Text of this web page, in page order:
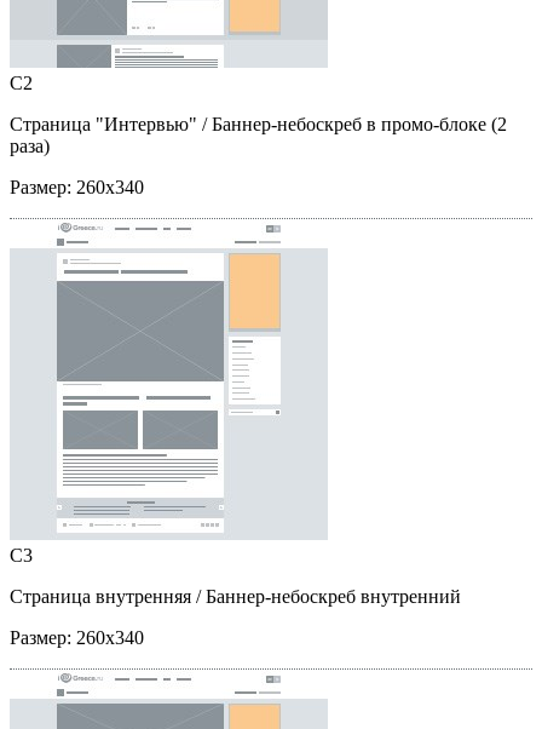
C2
Страница "Интервью" / Баннер-небоскреб в промо-блоке (2
раза)
Размер: 260x340
C3
Страница внутренняя / Баннер-небоскреб внутренний
Размер: 260x340